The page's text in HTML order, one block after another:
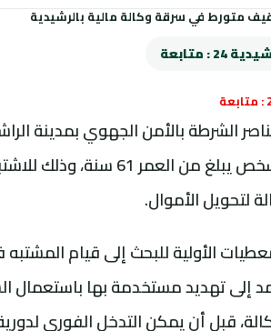
24 : متابعة
توقيف شخص يبلغ من
لتحويل الأموال.
الأولية للبحث إلى قيام
إلى تهديد مستخدمة بها باستعمال
قبل أن يمكن التدخل الفوري